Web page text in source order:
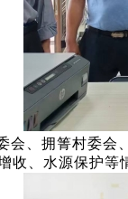
会、拥箐村委会
收、水源保护等